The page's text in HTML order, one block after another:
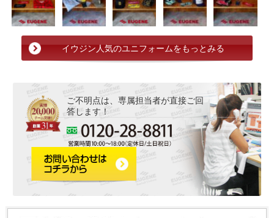
イウジン人気のユニフォームをもっとみる
ご不明点は、専属担当者が直接ご回
答します！